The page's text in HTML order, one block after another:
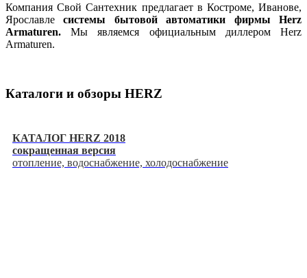
Компания Свой Сантехник предлагает в Костроме, Иванове,
Ярославлесистемы бытовой автоматики фирмы Herz
Armaturen. Мы являемся официальным диллером Herz
Armaturen.
Каталоги и обзоры HERZ
КАТАЛОГ HERZ 2018
сокращенная версия
отопление, водоснабжение, холодоснабжение